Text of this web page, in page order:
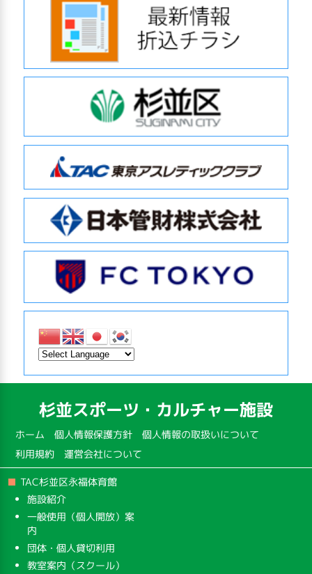
杉並スポーツ・カルチャー施設
ホーム 個人情報保護方針 個人情報の取扱いについて
利用規約 運営会社について
TAC杉並区永福体育館
施設紹介
一般使用（個人開放）案
内
団体・個人貸切利用
教室案内（スクール）